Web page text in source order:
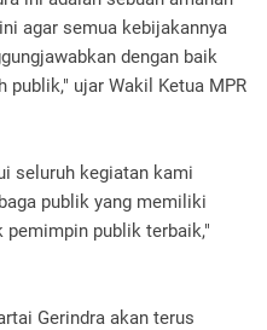
agar semua kebijakannya
dengan baik
ujar Wakil Ketua MPR
seluruh kegiatan kami
publik yang memiliki
pemimpin publik terbaik,"
Gerindra akan terus